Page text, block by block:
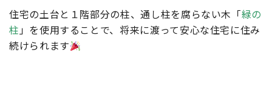
住宅の土台と１階部分の柱、通し柱を腐らない木「緑の
柱」を使用することで、将来に渡って安心な住宅に住み
続けられます